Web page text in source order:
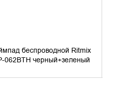
беспроводной Ritmix
062BTH черный+зеленый